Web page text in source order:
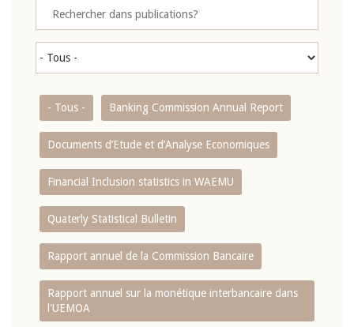
- Tous - Banking Commission Annual Report
Documents d’Etude et d’Analyse Economiques
Financial Inclusion statistics in WAEMU
Quaterly Statistical Bulletin
Rapport annuel de la Commission Bancaire
Rapport annuel sur la monétique interbancaire dans
l'UEMOA